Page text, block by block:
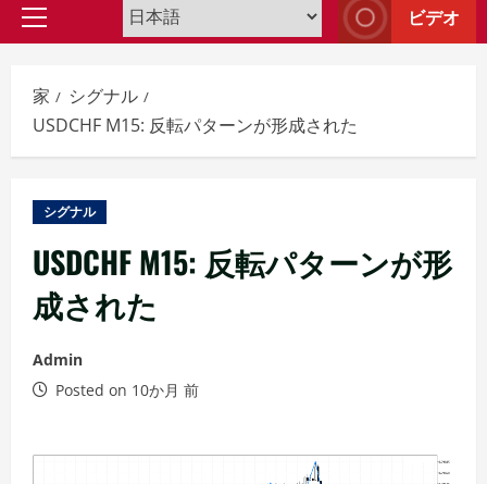
プ
イ
マ
リ
メ
ュ
ー
ビデオ
家
シグナル
USDCHF M15: 反転パターンが形成された
シグナル
USDCHF M15: 反転パターンが形
成された
Admin
Posted on 10か月 前